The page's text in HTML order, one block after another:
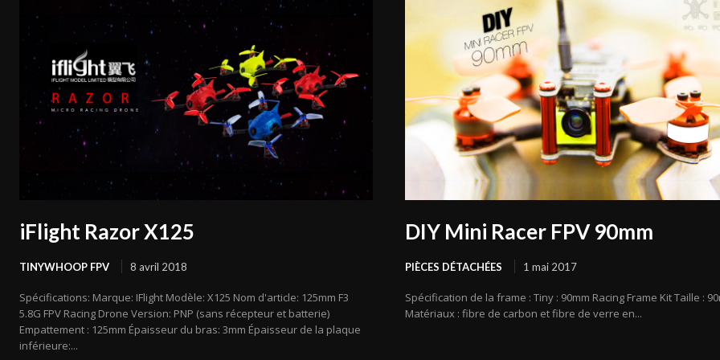
iFlight Razor X125
TINYWHOOP FPV 8 avril 2018
Spécifications: Marque: IFlight Modèle: X125 Nom d'article: 125mm F3
5.8G FPV Racing Drone Version: PNP (sans récepteur et batterie)
Empattement : 125mm Épaisseur du bras: 3mm Épaisseur de la plaque
inférieure:...
DIY Mini Racer FPV 90mm
PIÈCES DÉTACHÉES 1 mai 2017
Spécification de la frame : Tiny : 90mm Racing Frame Kit Taille :
Matériaux : fibre de carbon et fibre de verre en...